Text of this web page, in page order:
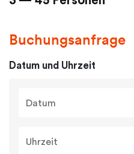
Buchungsanfrage
Datum und Uhrzeit
Datum
Uhrzeit